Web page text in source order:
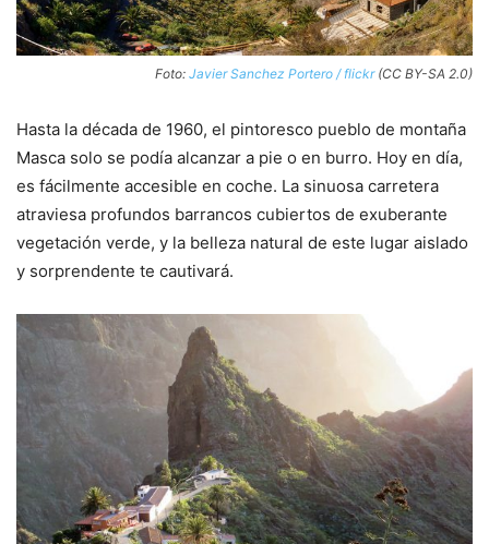
Foto: Javier Sanchez Portero / flickr(CC BY-SA 2.0)
Hasta la década de 1960, el pintoresco pueblo de montaña
Masca solo se podía alcanzar a pie o en burro. Hoy en día,
es fácilmente accesible en coche. La sinuosa carretera
atraviesa profundos barrancos cubiertos de exuberante
vegetación verde, y la belleza natural de este lugar aislado
y sorprendente te cautivará.